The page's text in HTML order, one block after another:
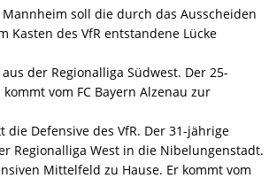
soll die durch das Ausscheiden
Kasten des VfR entstandene Lücke
der Regionalliga Südwest. Der 25-
vom FC Bayern Alzenau zur
Defensive des VfR. Der 31-jährige
Regionalliga West in die Nibelungenstadt.
Mittelfeld zu Hause. Er kommt vom